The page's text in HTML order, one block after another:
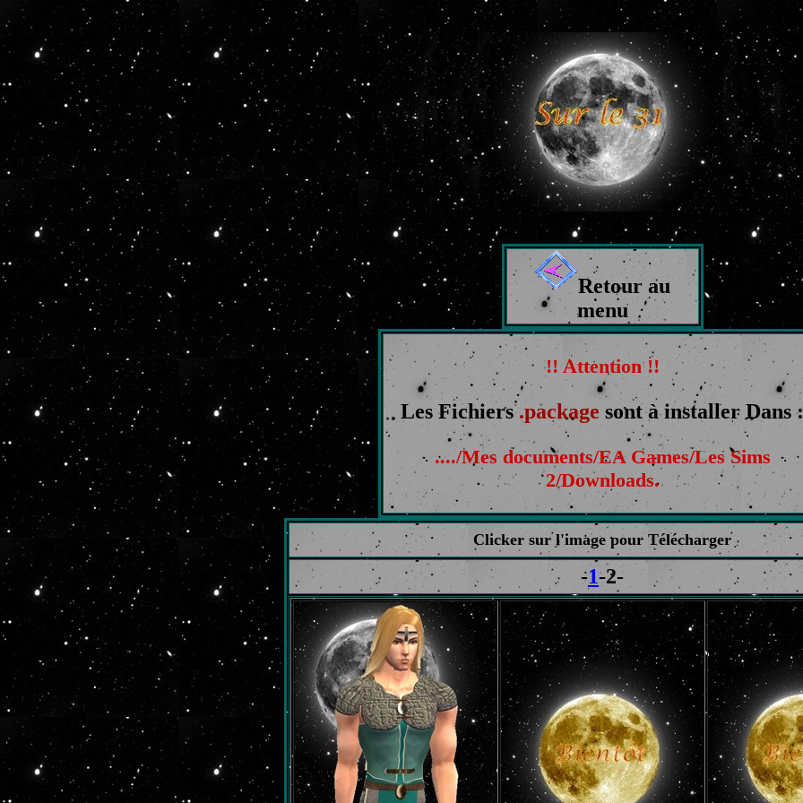
Retour au
menu
!! Attention !!
Les Fichiers.package sont à installer Dans :
..../Mes documents/EA Games/Les Sims
2/Downloads.
Clicker sur l'image pour Télécharger
-1-2-